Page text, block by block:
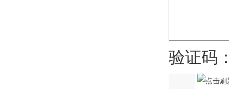
验证码